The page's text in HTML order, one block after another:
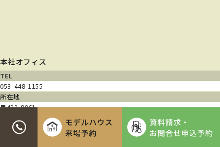
本社オフィス
TEL
053-448-1155
所在地
〒432-8061
静岡県浜松市中央区入野町740-3
営業時間